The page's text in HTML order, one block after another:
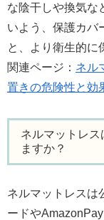
な陰干しや換気な
いよう、保護カバ
と、より衛生的に
関連ページ： ネル
置きの危険性と効
ネルマットレス
ますか？
ネルマットレスは
ードや